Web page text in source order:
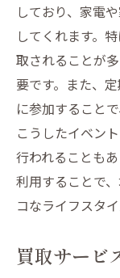
しており、家電
してくれます。
取されることが
要です。また、
に参加すること
こうしたイベン
行われることも
利用することで
コなライフスタ
買取サービ